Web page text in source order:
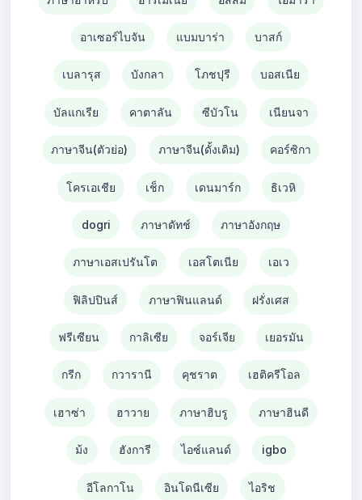
อาเซอร์ไบจัน แบมบาร่า บาสก์
เบลารุส บังกลา โภชปุรี บอสเนีย
บัลแกเรีย คาตาลัน ซีบัวโน เนียนจา
ภาษาจีน(ตัวย่อ) ภาษาจีน(ดั้งเดิม) คอร์ซิกา
โครเอเชีย เช็ก เดนมาร์ก ธิเวหิ
dogri ภาษาดัทช์ ภาษาอังกฤษ
ภาษาเอสเปรันโต เอสโตเนีย เอเว
ฟิลิปปินส์ ภาษาฟินแลนด์ ฝรั่งเศส
ฟรีเซียน กาลิเซีย จอร์เจีย เยอรมัน
กรีก กวารานี คุชราต เฮติครีโอล
เฮาซ่า ฮาวาย ภาษาฮิบรู ภาษาฮินดี
ม้ง ฮังการี ไอซ์แลนด์ igbo
อีโลกาโน อินโดนีเซีย ไอริช